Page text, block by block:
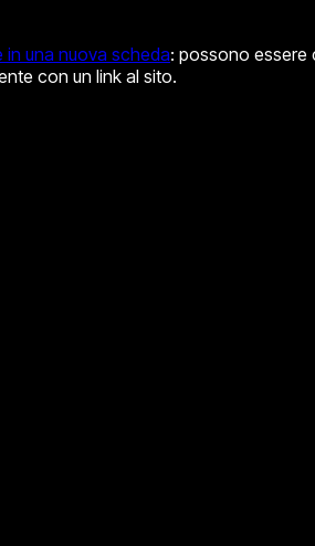
in una nuova scheda: possono essere
con un link al sito.